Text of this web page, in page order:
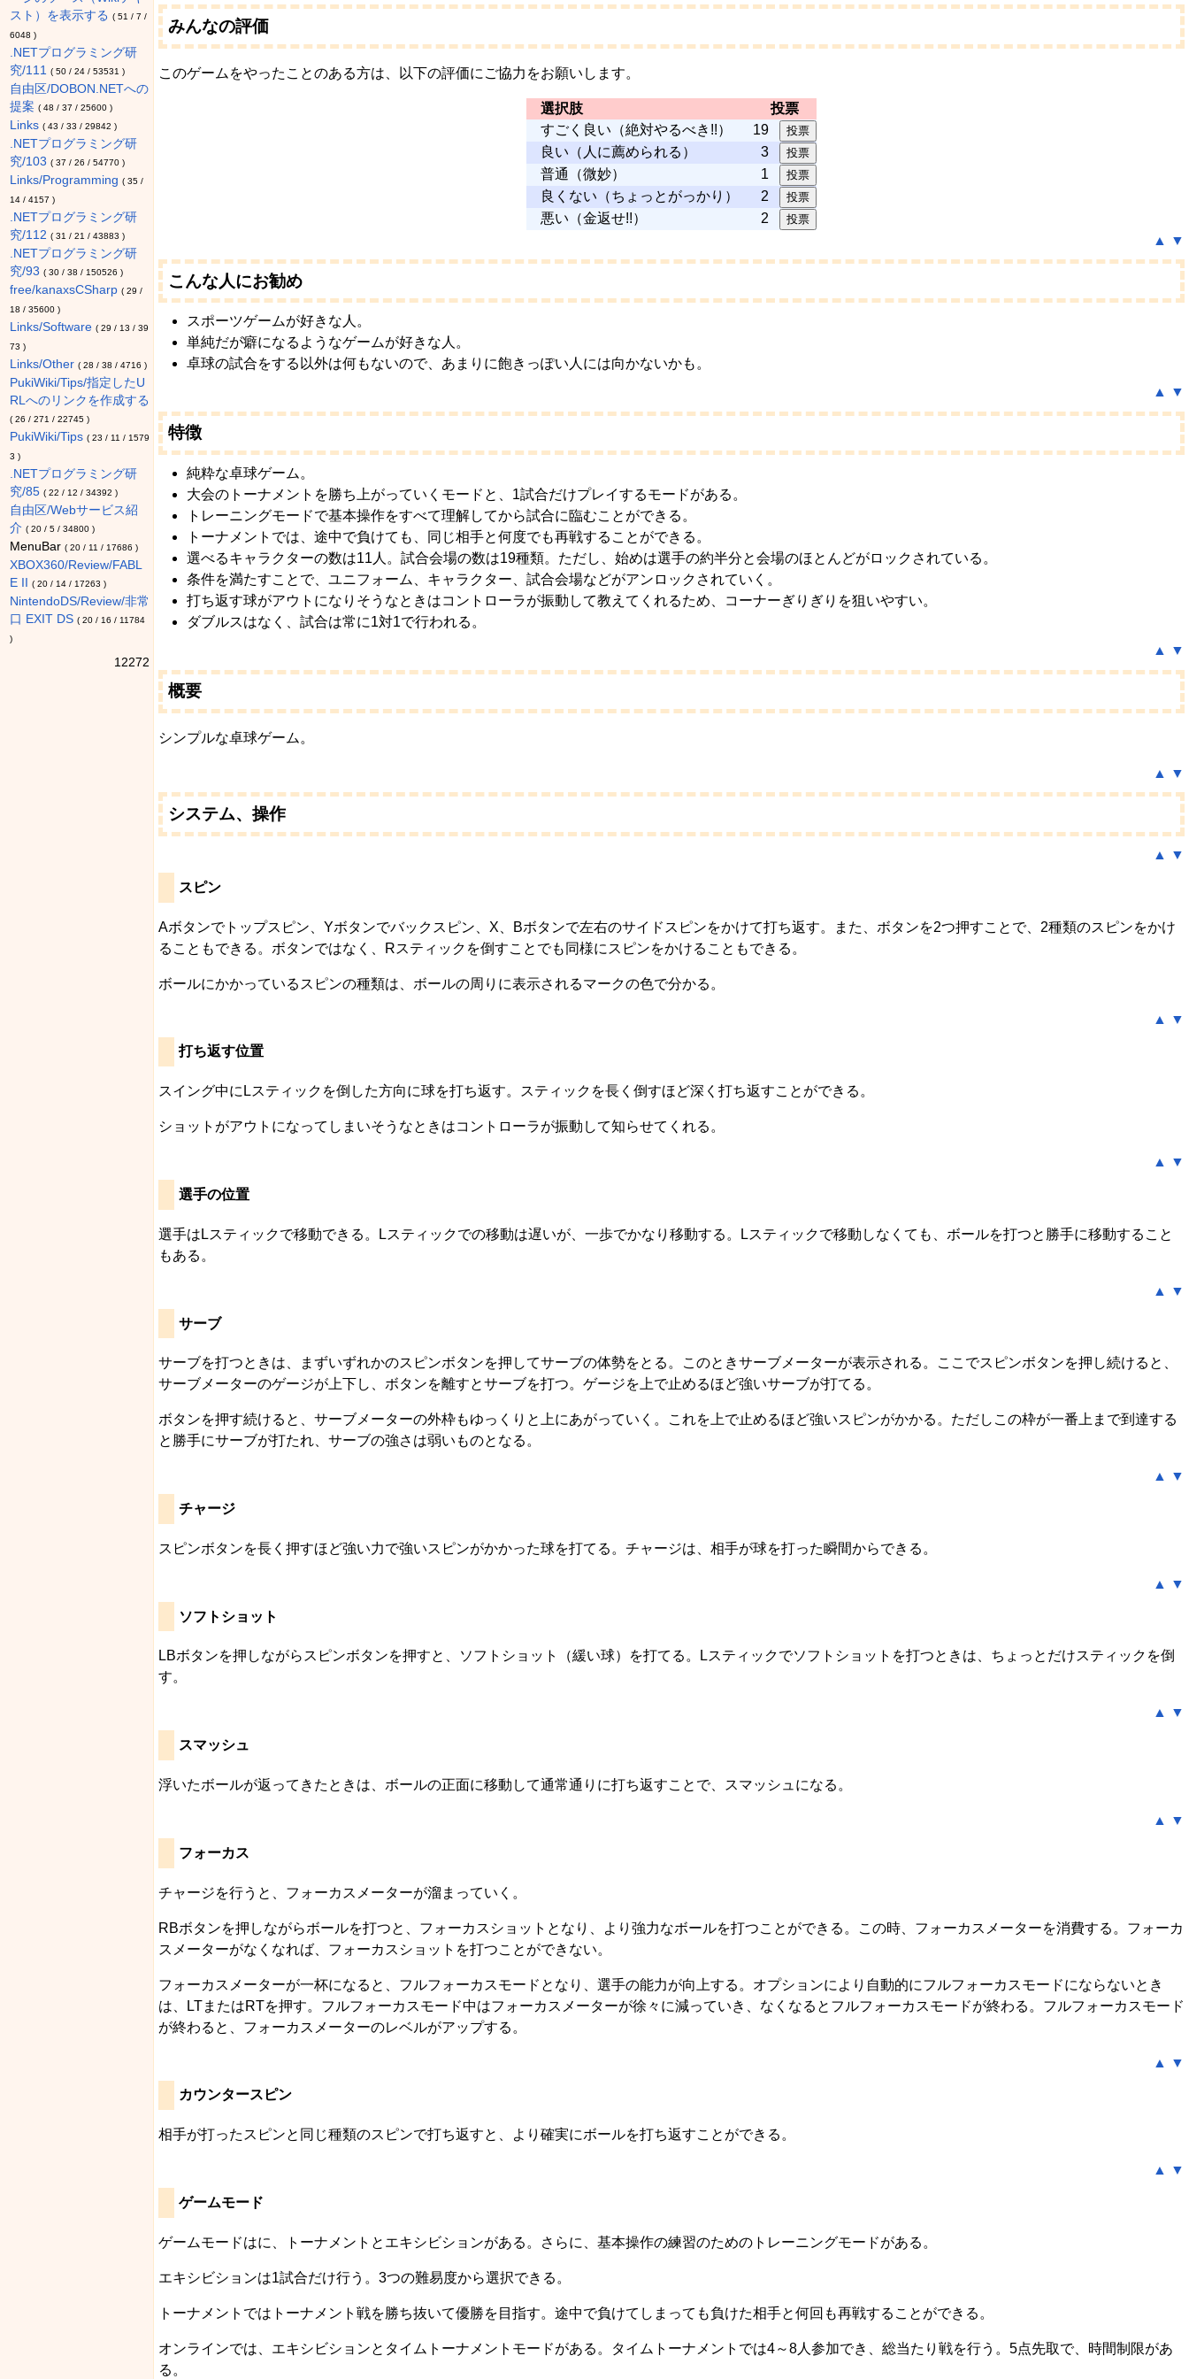
スト）を表示する ( 51 / 7 /
6048 )
.NETプログラミング研
究/111
( 50/ 24/ 53531 )
自由区/DOBON.NETへの
提案 ( 48 / 37 / 25600)
Links ( 43 / 33 / 29842 )
.NETプログラミング研
究/103 ( 37 / 26 / 54770)
Links/Programming ( 35/
14/ 4157 )
.NETプログラミング研
究/112 ( 31 / 21 / 43883 )
.NETプログラミング研
究/93 ( 30/ 38 / 150526 )
free/kanaxsCSharp ( 29 /
18 / 35600)
Links/Software ( 29 / 13 / 39
73 )
Links/Other ( 28 / 38 / 4716 )
PukiWiki/Tips/指定したU
RLへのリンクを作成する
( 26 / 271 / 22745)
PukiWiki/Tips ( 23 / 11 / 1579
3 )
.NETプログラミング研
究/85 ( 22 / 12 / 34392 )
自由区/Webサービス紹
介 ( 20/ 5/ 34800)
MenuBar ( 20/ 11 / 17686 )
XBOX360/Review/FABL
E II
( 20/ 14/ 17263 )
NintendoDS/Review/非常
口 EXIT DS ( 20/ 16 / 11784
)
12272
みんなの評価
このゲームをやったことのある方は、以下の評価にご協力をお願いします。
選択肢
投票
すごく良い（絶対やるべき!!）
19
良い（人に薦められる）
3
普通（微妙）
1
良くない（ちょっとがっかり）
2
悪い（金返せ!!）
2
▲
▼
こんな人にお勧め
スポーツゲームが好きな人。
単純だが癖になるようなゲームが好きな人。
卓球の試合をする以外は何もないので、あまりに飽きっぽい人には向かないかも。
▲ ▼
特徴
純粋な卓球ゲーム。
大会のトーナメントを勝ち上がっていくモードと、1試合だけプレイするモードがある。
トレーニングモードで基本操作をすべて理解してから試合に臨むことができる。
トーナメントでは、途中で負けても、同じ相手と何度でも再戦することができる。
選べるキャラクターの数は11人。試合会場の数は19種類。ただし、始めは選手の約半分と会場のほとんどがロックされている。
条件を満たすことで、ユニフォーム、キャラクター、試合会場などがアンロックされていく。
打ち返す球がアウトになりそうなときはコントローラが振動して教えてくれるため、コーナーぎりぎりを狙いやすい。
ダブルスはなく、試合は常に1対1で行われる。
▲ ▼
概要
シンプルな卓球ゲーム。
▲ ▼
システム、操作
▲ ▼
スピン
Aボタンでトップスピン、Yボタンでバックスピン、X、Bボタンで左右のサイドスピンをかけて打ち返す。また、ボタンを2つ押すことで、2種類のスピンをかけ
ることもできる。ボタンではなく、Rスティックを倒すことでも同様にスピンをかけることもできる。
ボールにかかっているスピンの種類は、ボールの周りに表示されるマークの色で分かる。
▲ ▼
打ち返す位置
スイング中にLスティックを倒した方向に球を打ち返す。スティックを長く倒すほど深く打ち返すことができる。
ショットがアウトになってしまいそうなときはコントローラが振動して知らせてくれる。
▲ ▼
選手の位置
選手はLスティックで移動できる。Lスティックでの移動は遅いが、一歩でかなり移動する。Lスティックで移動しなくても、ボールを打つと勝手に移動すること
もある。
▲ ▼
サーブ
サーブを打つときは、まずいずれかのスピンボタンを押してサーブの体勢をとる。このときサーブメーターが表示される。ここでスピンボタンを押し続けると、
サーブメーターのゲージが上下し、ボタンを離すとサーブを打つ。ゲージを上で止めるほど強いサーブが打てる。
ボタンを押す続けると、サーブメーターの外枠もゆっくりと上にあがっていく。これを上で止めるほど強いスピンがかかる。ただしこの枠が一番上まで到達する
と勝手にサーブが打たれ、サーブの強さは弱いものとなる。
▲ ▼
チャージ
スピンボタンを長く押すほど強い力で強いスピンがかかった球を打てる。チャージは、相手が球を打った瞬間からできる。
▲ ▼
ソフトショット
LBボタンを押しながらスピンボタンを押すと、ソフトショット（緩い球）を打てる。Lスティックでソフトショットを打つときは、ちょっとだけスティックを倒
す。
▲ ▼
スマッシュ
浮いたボールが返ってきたときは、ボールの正面に移動して通常通りに打ち返すことで、スマッシュになる。
▲ ▼
フォーカス
チャージを行うと、フォーカスメーターが溜まっていく。
RBボタンを押しながらボールを打つと、フォーカスショットとなり、より強力なボールを打つことができる。この時、フォーカスメーターを消費する。フォーカ
スメーターがなくなれば、フォーカスショットを打つことができない。
フォーカスメーターが一杯になると、フルフォーカスモードとなり、選手の能力が向上する。オプションにより自動的にフルフォーカスモードにならないとき
は、LTまたはRTを押す。フルフォーカスモード中はフォーカスメーターが徐々に減っていき、なくなるとフルフォーカスモードが終わる。フルフォーカスモード
が終わると、フォーカスメーターのレベルがアップする。
▲ ▼
カウンタースピン
相手が打ったスピンと同じ種類のスピンで打ち返すと、より確実にボールを打ち返すことができる。
▲ ▼
ゲームモード
ゲームモードはに、トーナメントとエキシビションがある。さらに、基本操作の練習のためのトレーニングモードがある。
エキシビションは1試合だけ行う。3つの難易度から選択できる。
トーナメントではトーナメント戦を勝ち抜いて優勝を目指す。途中で負けてしまっても負けた相手と何回も再戦することができる。
オンラインでは、エキシビションとタイムトーナメントモードがある。タイムトーナメントでは4～8人参加でき、総当たり戦を行う。5点先取で、時間制限があ
る。